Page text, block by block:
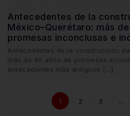
Antecedentes de la
México–Querétaro: más
promesas inconclusas e
Antecedentes de la construcción
más de 40 años de promesas
antecedentes más antiguos […]
1 2 3 …